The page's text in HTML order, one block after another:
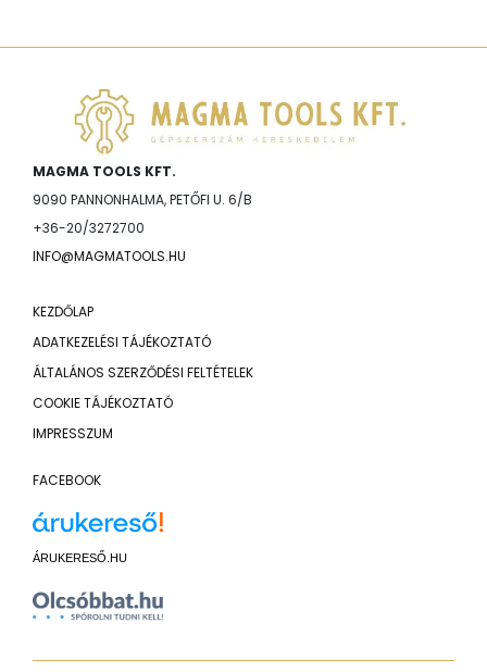
MAGMA TOOLS KFT.
9090 PANNONHALMA, PETŐFI U. 6/B
+36-20/3272700
INFO@MAGMATOOLS.HU
KEZDŐLAP
ADATKEZELÉSI TÁJÉKOZTATÓ
ÁLTALÁNOS SZERZŐDÉSI FELTÉTELEK
COOKIE TÁJÉKOZTATÓ
IMPRESSZUM
FACEBOOK
ÁRUKERESŐ.HU